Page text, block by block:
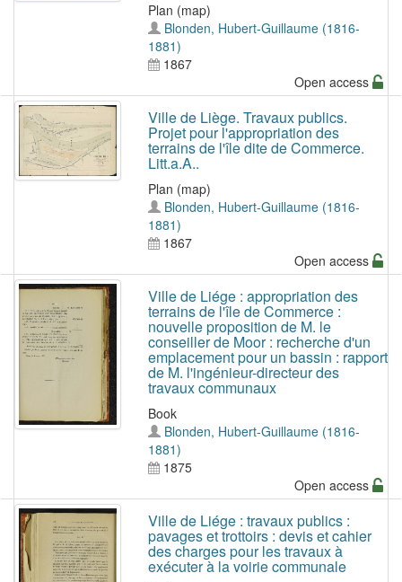
Plan (map)
Blonden, Hubert-Guillaume (1816-
1881)
1867
Open access
Ville de Liège. Travaux publics.
Projet pour l'appropriation des
terrains de l'île dite de Commerce.
Litt.a.A..
Plan (map)
Blonden, Hubert-Guillaume (1816-
1881)
1867
Open access
Ville de Liége : appropriation des
terrains de l'île de Commerce :
nouvelle proposition de M. le
conseiller de Moor : recherche d'un
emplacement pour un bassin : rapport
de M. l'ingénieur-directeur des
travaux communaux
Book
Blonden, Hubert-Guillaume (1816-
1881)
1875
Open access
Ville de Liége : travaux publics :
pavages et trottoirs : devis et cahier
des charges pour les travaux à
exécuter à la voirie communale